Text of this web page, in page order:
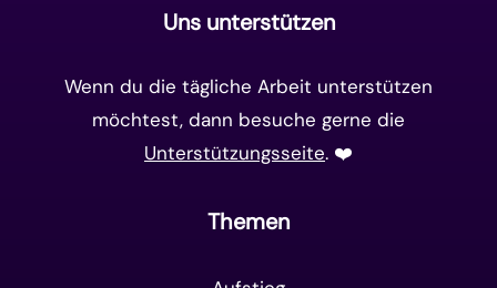
Uns unterstützen
Wenn du die tägliche Arbeit unterstützen
möchtest, dann besuche gerne die
Unterstützungsseite. ❤️️
Themen